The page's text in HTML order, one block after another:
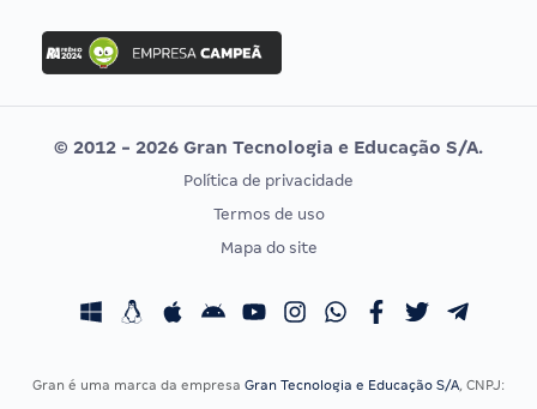
Concurso Ibama
Concurso MPU
Editais publicados
Vunesp
CONCURSOS POR PROFISSÃO
Concursos Fiscais
EXAME DE ORDEM
Calendário OAB
© 2012 - 2026 Gran Tecnologia e Educação S/A.
Política de privacidade
Termos de uso
Mapa do site
Gran é uma marca da empresa Gran Tecnologia e Educação S/A, CNPJ: